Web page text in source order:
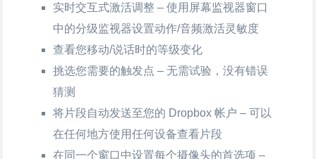
实时交互式激活调整 – 使用屏幕监视器窗口
中的分级监视器设置动作/音频激活灵敏度
查看您移动/说话时的等级变化
挑选您需要的触发点 – 无需试验，没有错误
猜测
将片段自动发送至您的 Dropbox 帐户 – 可以
在任何地方使用任何设备查看片段
在同一个窗口中设置每个摄像头的首选项 –